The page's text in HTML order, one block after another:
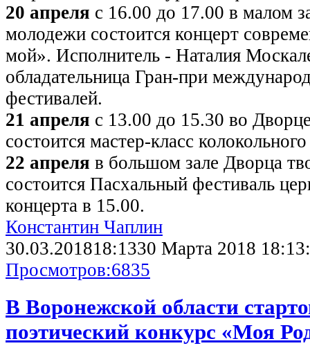
20 апреля с 16.00 до 17.00 в малом
молодежи состоится концерт
мой». Исполнитель - Наталия
обладательница Гран-при
фестивалей.
21 апреля с 13.00 до 15.30 во
состоится мастер-класс
22 апреля в большом зале Дворца
состоится Пасхальный фестиваль
концерта в 15.00.
Константин Чаплин
30.03.201818:1330 Марта 2018
Просмотров:6835
В Воронежской области
поэтический конкурс «Моя